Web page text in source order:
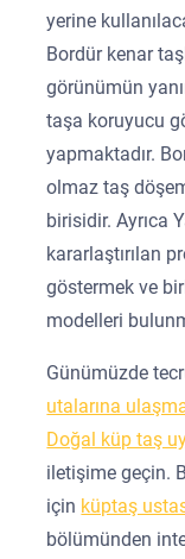
yerine
Bordür kenar
görünümün
taşa koruyucu
yapmaktadır.
olmaz taş
birisidir. Ayrıca
kararlaştırılan
göstermek ve
modelleri
Günümüzde
utalarına
Doğal küp taş
iletişime geçin.
için küptaş
bölümünden